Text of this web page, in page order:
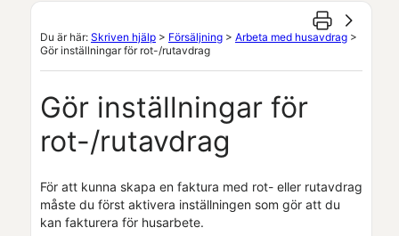
Du är här: Skriven hjälp > Försäljning > Arbeta med husavdrag >
Gör inställningar för rot-/rutavdrag
Gör inställningar för
rot-/rutavdrag
För att kunna skapa en faktura med rot- eller rutavdrag
måste du först aktivera inställningen som gör att du
kan fakturera för husarbete.